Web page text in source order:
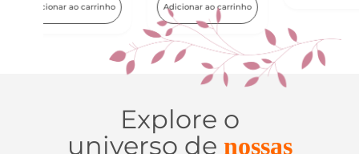
Adicionar ao carrinho
Explore o
universo de nossas